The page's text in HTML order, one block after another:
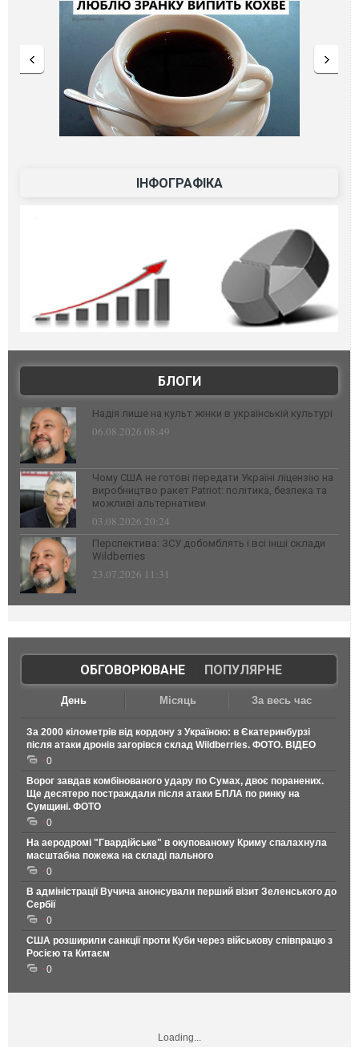
ІНФОГРАФІКА
БЛОГИ
Надія лише на культ жінки в українській культурі
06.08.2026 08:49
Чому США не готові передати Україні ліцензію на
виробництво ракет Patriot: політика, безпека та
можливі альтернативи
03.08.2026 20:24
Перспектива: ЗСУ добомблять і всі інші склади
Wildberries
23.07.2026 11:31
ОБГОВОРЮВАНЕ| ПОПУЛЯРНЕ
День Місяць За весь час
За 2000 кілометрів від кордону з Україною: в Єкатеринбурзі
після атаки дронів загорівся склад Wildberries. ФОТО. ВІДЕО
0
Ворог завдав комбінованого удару по Сумах, двоє поранених.
Ще десятеро постраждали після атаки БПЛА по ринку на
Сумщині. ФОТО
0
На аеродромі "Гвардійське" в окупованому Криму спалахнула
масштабна пожежа на складі пального
0
В адміністрації Вучича анонсували перший візит Зеленського до
Сербії
0
США розширили санкції проти Куби через військову співпрацю з
Росією та Китаєм
0
Loading...